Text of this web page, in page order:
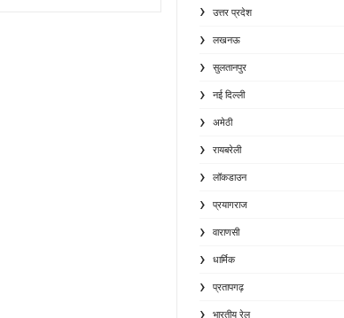
उत्तर प्रदेश
लखनऊ
सुलतानपुर
नई दिल्ली
अमेठी
रायबरेली
लॉकडाउन
प्रयागराज
वाराणसी
धार्मिक
प्रतापगढ़
भारतीय रेल